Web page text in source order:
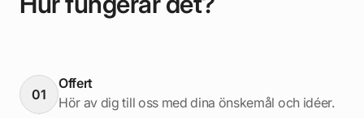
01
Offert
Hör av dig till oss med dina önskemål och idéer.